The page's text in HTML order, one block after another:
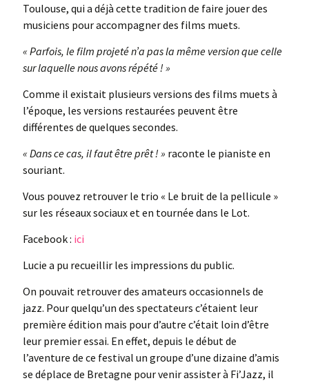
Toulouse, qui a déjà cette tradition de faire jouer des
musiciens pour accompagner des films muets.
« Parfois, le film projeté n’a pas la même version que celle
sur laquelle nous avons répété ! »
Comme il existait plusieurs versions des films muets à
l’époque, les versions restaurées peuvent être
différentes de quelques secondes.
« Dans ce cas, il faut être prêt ! » raconte le pianiste en
souriant.
Vous pouvez retrouver le trio « Le bruit de la pellicule »
sur les réseaux sociaux et en tournée dans le Lot.
Facebook : ici
Lucie a pu recueillir les impressions du public.
On pouvait retrouver des amateurs occasionnels de
jazz. Pour quelqu’un des spectateurs c’étaient leur
première édition mais pour d’autre c’était loin d’être
leur premier essai. En effet, depuis le début de
l’aventure de ce festival un groupe d’une dizaine d’amis
se déplace de Bretagne pour venir assister à Fi’Jazz, il